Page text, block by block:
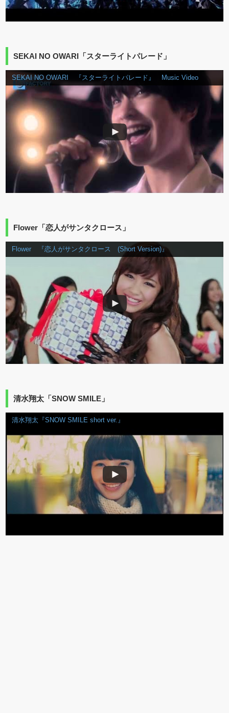
SEKAI NO OWARI「スターライトパレード」
SEKAI NO OWARI 『スターライトパレード』 Music Video
Flower「恋人がサンタクロース」
Flower 『恋人がサンタクロース (Short Version)』
清水翔太「SNOW SMILE」
清水翔太『SNOW SMILE short ver.』